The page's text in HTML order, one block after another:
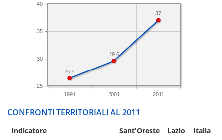
1991 2001 2011
25
30
35
40
37
29.6
26.4
CONFRONTI TERRITORIALI AL 2011
Indicatore Sant'Oreste Lazio Italia